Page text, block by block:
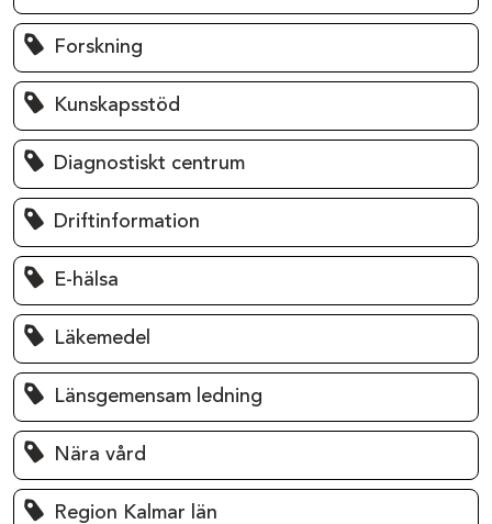
Forskning
Kunskapsstöd
Diagnostiskt centrum
Driftinformation
E-hälsa
Läkemedel
Länsgemensam ledning
Nära vård
Region Kalmar län